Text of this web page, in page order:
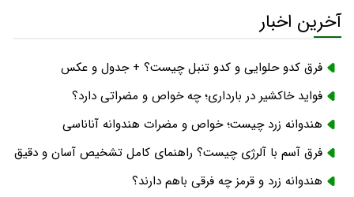
آخرین اخبار
فرق کدو حلوایی و کدو تنبل چیست؟ + جدول و عکس
فواید خاکشیر در بارداری؛ چه خواص و مضراتی دارد؟
هندوانه زرد چیست؛ خواص و مضرات هندوانه آناناسی
فرق آسم با آلرژی چیست؟ راهنمای کامل تشخیص آسان و دقیق
هندوانه زرد و قرمز چه فرقی باهم دارند؟